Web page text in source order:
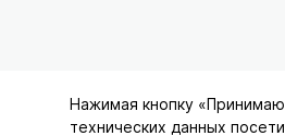
Данный интернет-сайт
Нажимая кнопку
технических данных